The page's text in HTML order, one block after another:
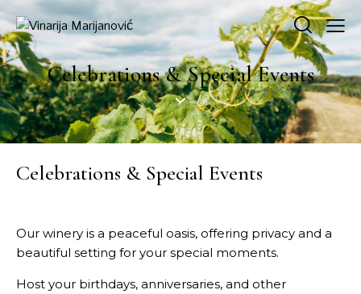
Celebrations & Special Events
Celebrations & Special Events
Our winery is a peaceful oasis, offering privacy and a
beautiful setting for your special moments.
Host your birthdays, anniversaries, and other